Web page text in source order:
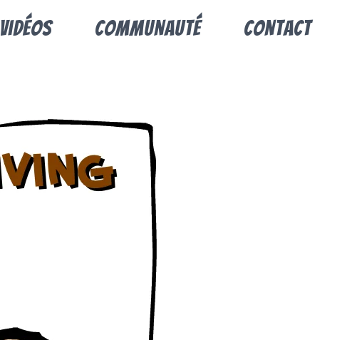
Vidéos Communauté Contact